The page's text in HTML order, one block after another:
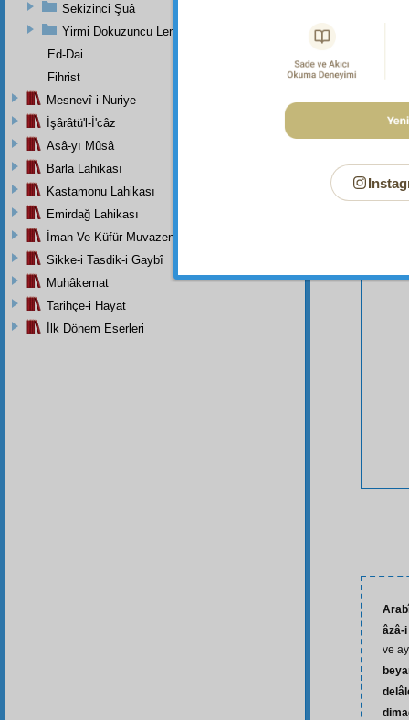
Bu
âzâ-
ve
Sekizinci Şuâ
Yirmi Dokuzuncu Lem'adan İkinci Bab
Ed-Dai
Fihrist
Mesnevî-i Nuriye
İşârâtü'l-İ'câz
Asâ-yı Mûsâ
Barla Lahikası
Kastamonu Lahikası
Emirdağ Lahikası
İman Ve Küfür Muvazeneleri
Sikke-i Tasdik-i Gaybî
Muhâkemat
Tarihçe-i Hayat
İlk Dönem Eserleri